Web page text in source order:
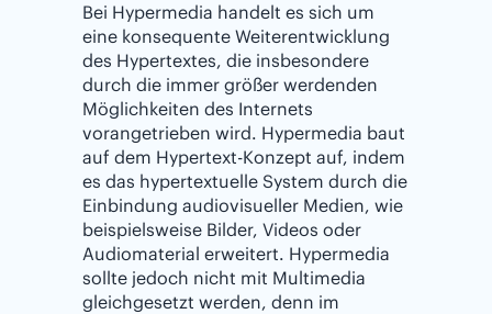
Bei Hypermedia handelt es sich um
eine konsequente Weiterentwicklung
des Hypertextes, die insbesondere
durch die immer größer werdenden
Möglichkeiten des Internets
vorangetrieben wird. Hypermedia baut
auf dem Hypertext-Konzept auf, indem
es das hypertextuelle System durch die
Einbindung audiovisueller Medien, wie
beispielsweise Bilder, Videos oder
Audiomaterial erweitert. Hypermedia
sollte jedoch nicht mit Multimedia
gleichgesetzt werden, denn im